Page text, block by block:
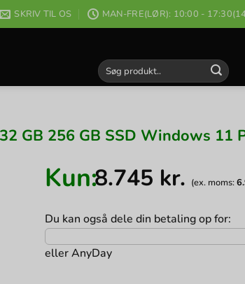
SKRIV TIL OS MAN-FRE(LØR): 10:00 -
Søg
efter:
GB 256 GB SSD Windows 11
Kun:8.745 kr. (ex. moms:
Du kan også dele din betaling op for:
ellerAnyDay